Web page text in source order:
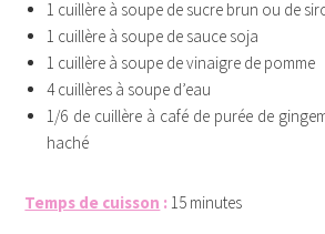
1 cuillère à soupe de sucre brun ou de
1 cuillère à soupe de sauce soja
1 cuillère à soupe de vinaigre de pomme
4 cuillères à soupe d’eau
1/6 de cuillère à café de purée de
haché
Temps de cuisson : 15 minutes